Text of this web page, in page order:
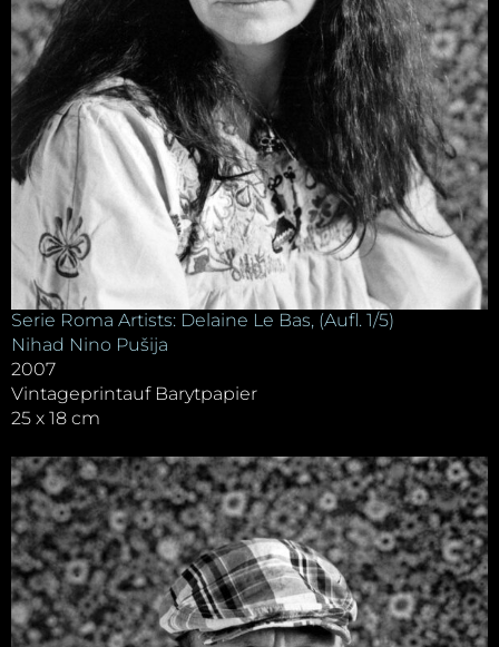
Serie Roma Artists: Delaine Le Bas, (Aufl. 1/5)
Nihad Nino Pušija
2007
Vintageprintauf Barytpapier
25 x 18 cm